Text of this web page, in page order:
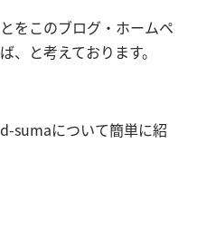
をこのブログ・ホームペ
、と考えております。
sumaについて簡単に紹